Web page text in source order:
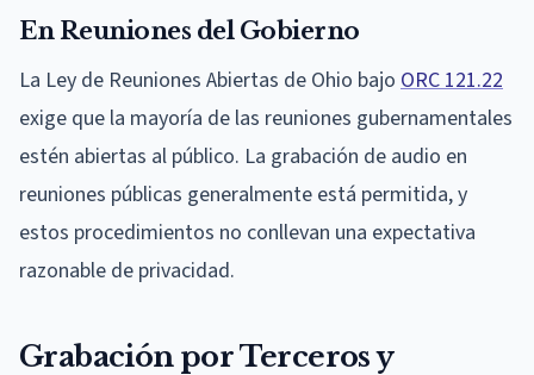
En Reuniones del Gobierno
La Ley de Reuniones Abiertas de Ohio bajo ORC 121.22
exige que la mayoría de las reuniones gubernamentales
estén abiertas al público. La grabación de audio en
reuniones públicas generalmente está permitida, y
estos procedimientos no conllevan una expectativa
razonable de privacidad.
Grabación por Terceros y